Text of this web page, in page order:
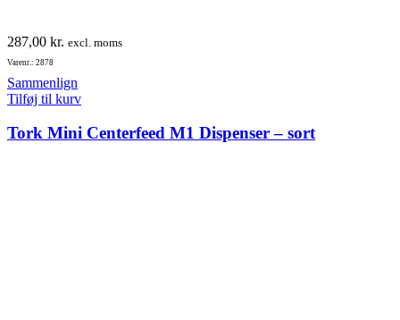
287,00 kr. excl. moms
Varenr.: 2878
Sammenlign
Tilføj til kurv
Tork Mini Centerfeed M1 Dispenser – sort